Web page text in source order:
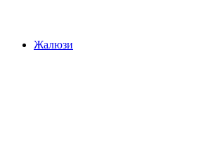
Жалюзи